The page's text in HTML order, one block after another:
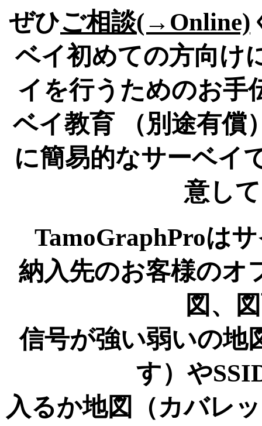
ぜひご相談(→Online)
ベイ初めての方向け
イを行うためのお手
ベイ教育 （別途有償
に簡易的なサーベイ
意し
TamoGraphProは
納入先のお客様のオ
図、
信号が強い弱いの地
す）や
入るか地図（カバレ